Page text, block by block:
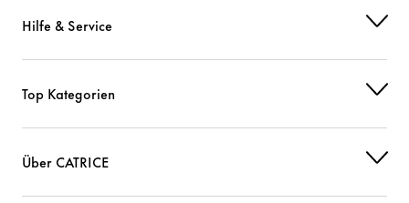
Hilfe & Service
Top Kategorien
Über CATRICE